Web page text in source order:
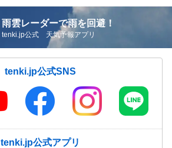
雨雲レーダーで雨を回避！
tenki.jp公式 天気予報アプリ
tenki.jp公式SNS
tenki.jp公式アプリ